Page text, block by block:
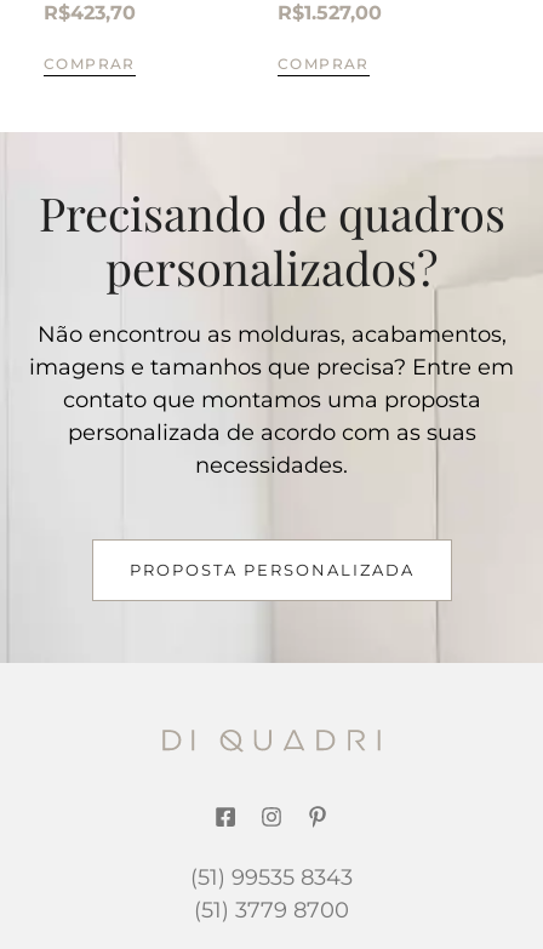
R$423,70
COMPRAR
R$1.527,00
COMPRAR
Precisando de quadros
personalizados?
Não encontrou as molduras, acabamentos,
imagens e tamanhos que precisa? Entre em
contato que montamos uma proposta
personalizada de acordo com as suas
necessidades.
PROPOSTA PERSONALIZADA
(51) 99535 8343
(51) 3779 8700